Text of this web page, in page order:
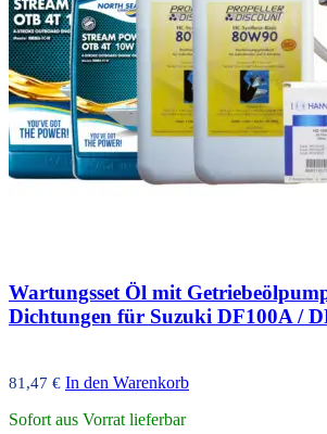
Wartungsset Öl mit
Dichtungen für Suzuki DF100A /
81,47 € In den Warenkorb
Sofort aus Vorrat lieferbar